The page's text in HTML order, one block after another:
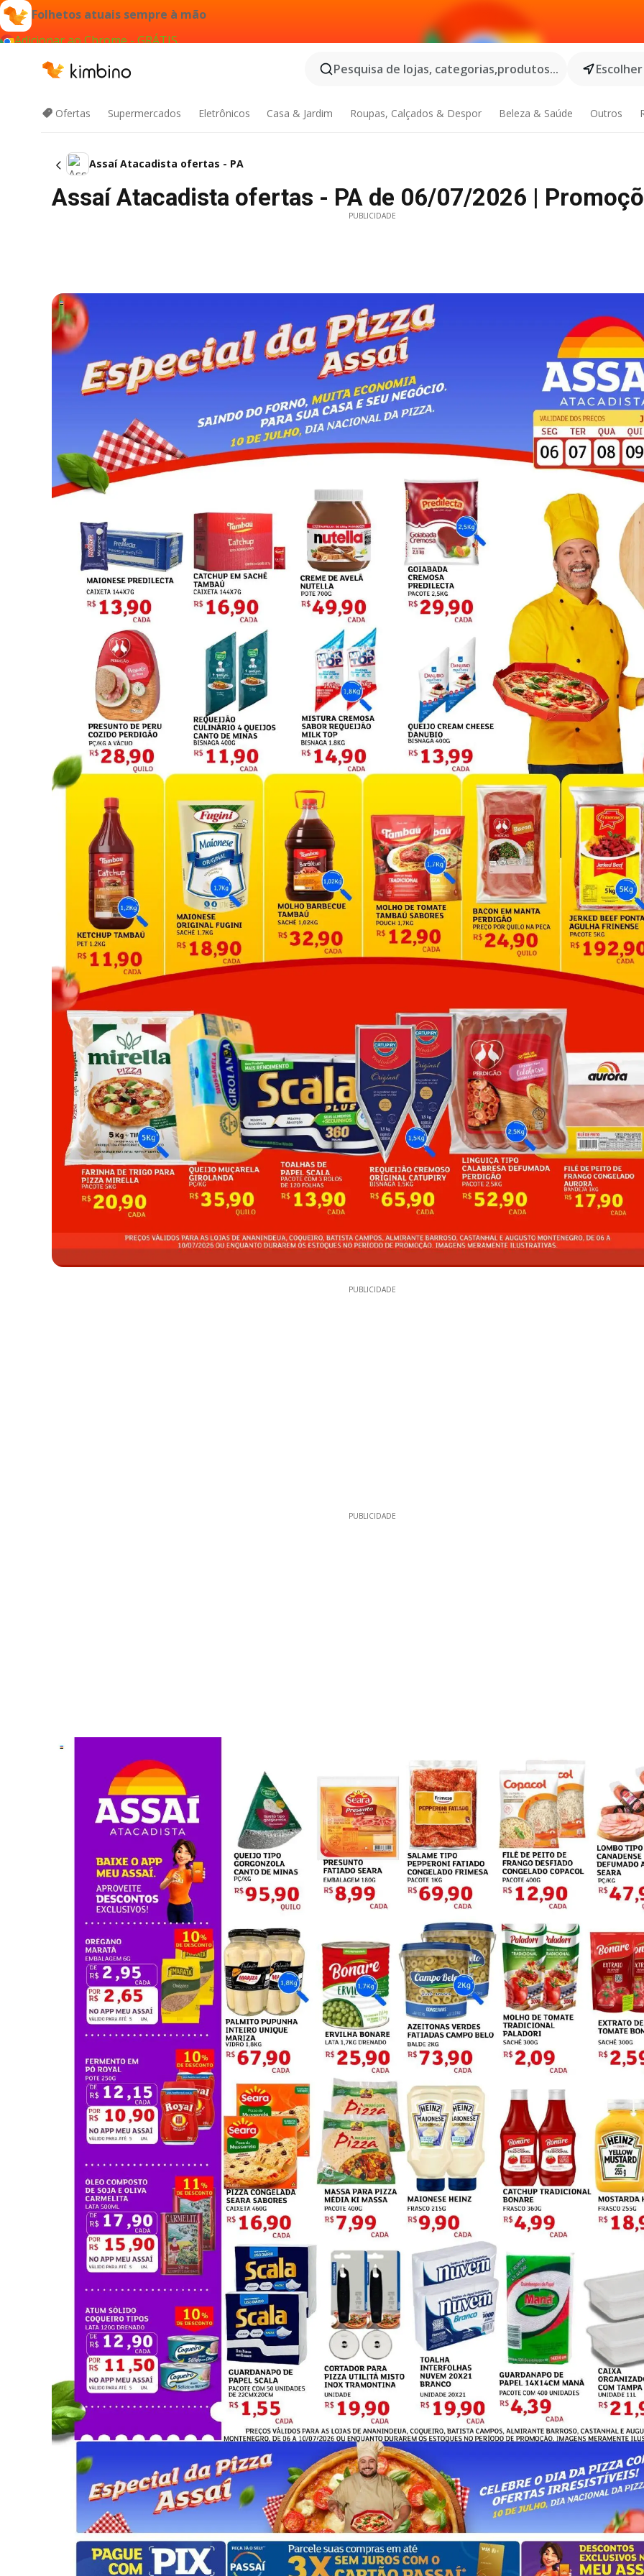
Folhetos atuais sempre à mão
Adicionar ao Chrome - GRÁTIS
Pesquisa de lojas, categorias,produtos...
Ofertas Supermercados Eletrônicos Casa & Jardim Roupas, Calçados & Despor Beleza & Saúde Outros
Assaí Atacadista ofertas - PA
Assaí Atacadista ofertas - PA de 06/07/2026 |
PUBLICIDADE
PUBLICIDADE
PUBLICIDADE